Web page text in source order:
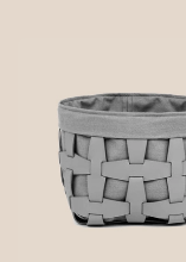
NGJYRË E
GJALPI